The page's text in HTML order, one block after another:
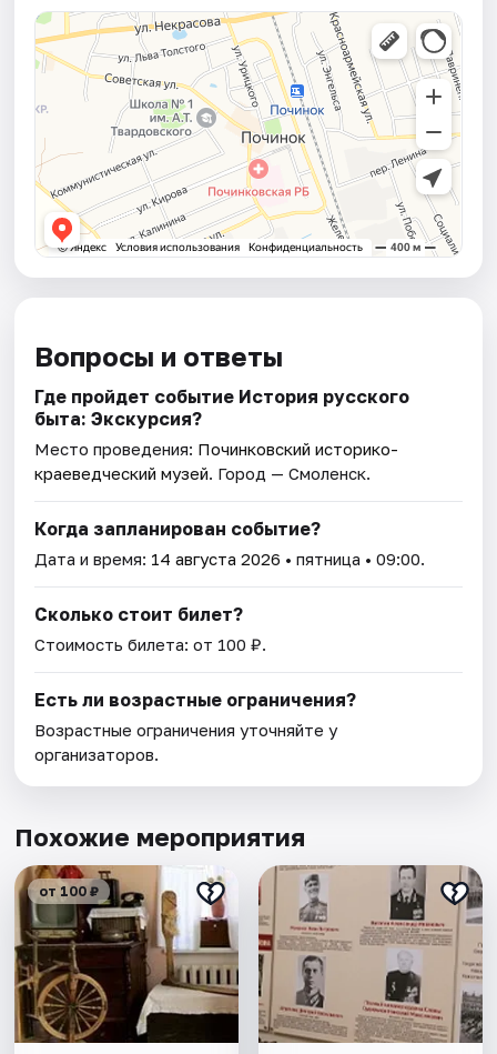
Вопросы и ответы
Где пройдет событие История русского
быта: Экскурсия?
Место проведения: Починковский историко-
краеведческий музей. Город — Смоленск.
Когда запланирован событие?
Дата и время: 14 августа 2026 • пятница • 09:00.
Сколько стоит билет?
Стоимость билета: от 100 ₽.
Есть ли возрастные ограничения?
Возрастные ограничения уточняйте у
организаторов.
Похожие мероприятия
от 100 ₽